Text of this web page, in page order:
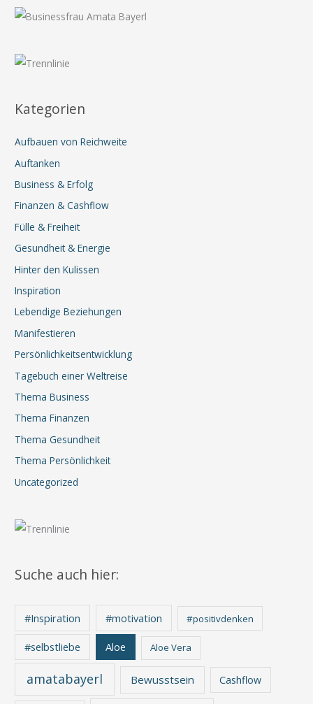
Kategorien
Aufbauen von Reichweite
Auftanken
Business & Erfolg
Finanzen & Cashflow
Fülle & Freiheit
Gesundheit & Energie
Hinter den Kulissen
Inspiration
Lebendige Beziehungen
Manifestieren
Persönlichkeitsentwicklung
Tagebuch einer Weltreise
Thema Business
Thema Finanzen
Thema Gesundheit
Thema Persönlichkeit
Uncategorized
Suche auch hier:
#Inspiration #motivation #positivdenken
#selbstliebe Aloe Aloe Vera
amatabayerl Bewusstsein Cashflow